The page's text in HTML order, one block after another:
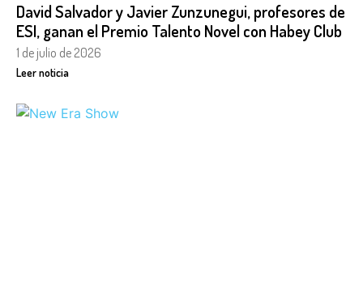
David Salvador y Javier Zunzunegui, profesores de
ESI, ganan el Premio Talento Novel con Habey Club
1 de julio de 2026
Leer noticia